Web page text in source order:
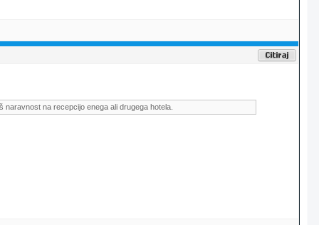
na recepcijo enega ali drugega hotela.